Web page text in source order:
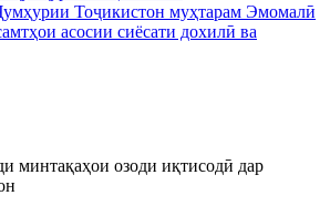
Тоҷикистон муҳтарам Эмомалӣ
асосии сиёсати дохилӣ ва
минтақаҳои озоди иқтисодӣ дар